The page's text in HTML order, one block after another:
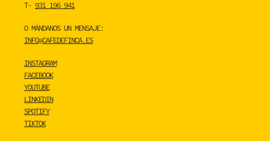
T- 931 196 941
O MÁNDANOS UN MENSAJE:
INFO@CAFEDEFINCA.ES
INSTAGRAM
FACEBOOK
YOUTUBE
LINKEDIN
SPOTIFY
TIKTOK